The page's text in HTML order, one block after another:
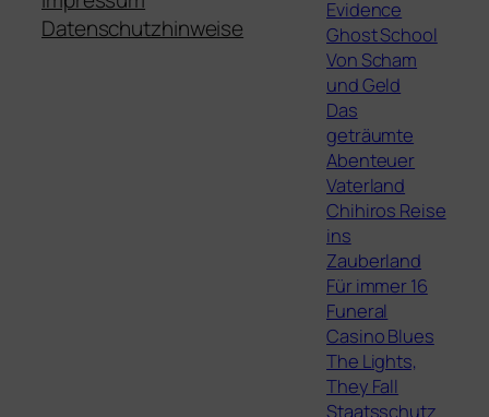
Datenschutzhinweise
Evidence
Ghost School
Von Scham
und Geld
Das
geträumte
Abenteuer
Vaterland
Chihiros Reise
ins
Zauberland
Für immer 16
Funeral
Casino Blues
The Lights,
They Fall
Staatsschutz